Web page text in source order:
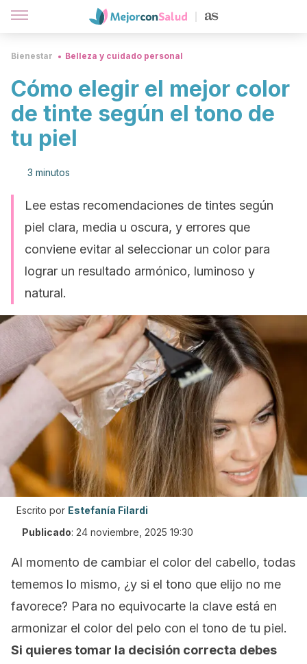
Bienestar Belleza y cuidado personal
Cómo elegir el mejor color
de tinte según el tono de
tu piel
3 minutos
Lee estas recomendaciones de tintes según
piel clara, media u oscura, y errores que
conviene evitar al seleccionar un color para
lograr un resultado armónico, luminoso y
natural.
Escrito por Estefanía Filardi
Publicado: 24 noviembre, 2025 19:30
Al momento de cambiar el color del cabello, todas
tememos lo mismo, ¿y si el tono que elijo no me
favorece? Para no equivocarte la clave está en
armonizar el color del pelo con el tono de tu piel.
Si quieres tomar la decisión correcta debes